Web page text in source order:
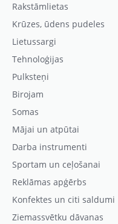
Rakstāmlietas
Krūzes, ūdens pudeles
Lietussargi
Tehnoloģijas
Pulksteņi
Birojam
Somas
Mājai un atpūtai
Darba instrumenti
Sportam un ceļošanai
Reklāmas apģērbs
Konfektes un citi saldumi
Ziemassvētku dāvanas